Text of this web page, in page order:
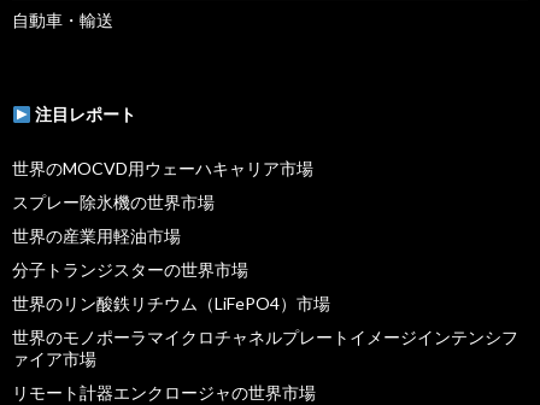
自動車・輸送
注目レポート
世界のMOCVD用ウェーハキャリア市場
スプレー除氷機の世界市場
世界の産業用軽油市場
分子トランジスターの世界市場
世界のリン酸鉄リチウム（LiFePO4）市場
世界のモノポーラマイクロチャネルプレートイメージインテンシフ
ァイア市場
リモート計器エンクロージャの世界市場